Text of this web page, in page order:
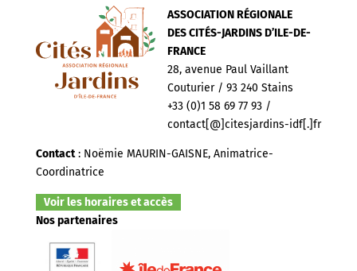
ASSOCIATION RÉGIONALE
DES CITÉS-JARDINS D’ILE-DE-
FRANCE
28, avenue Paul Vaillant
Couturier / 93 240 Stains
+33 (0)1 58 69 77 93 /
contact[@]citesjardins-idf[.]fr
Contact: Noëmie MAURIN-GAISNE, Animatrice-
Coordinatrice
Voir les horaires et accès
Nos partenaires